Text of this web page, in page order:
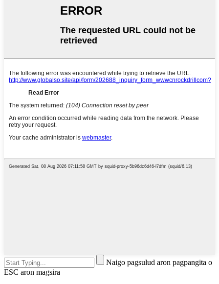
Naigo pagsulud aron pagpangita o
ESC aron magsira